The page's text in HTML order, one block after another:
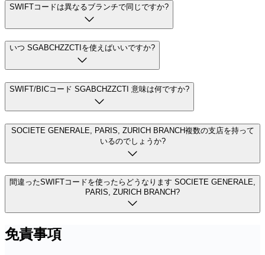
SWIFTコードは異なるブランチで同じですか?
いつ SGABCHZZCTIを使えばいいですか?
SWIFT/BICコード SGABCHZZCTI 意味は何ですか?
SOCIETE GENERALE, PARIS, ZURICH BRANCH複数の支店を持って
いるのでしょうか?
間違ったSWIFTコードを使ったらどうなります SOCIETE GENERALE,
PARIS, ZURICH BRANCH?
免責事項